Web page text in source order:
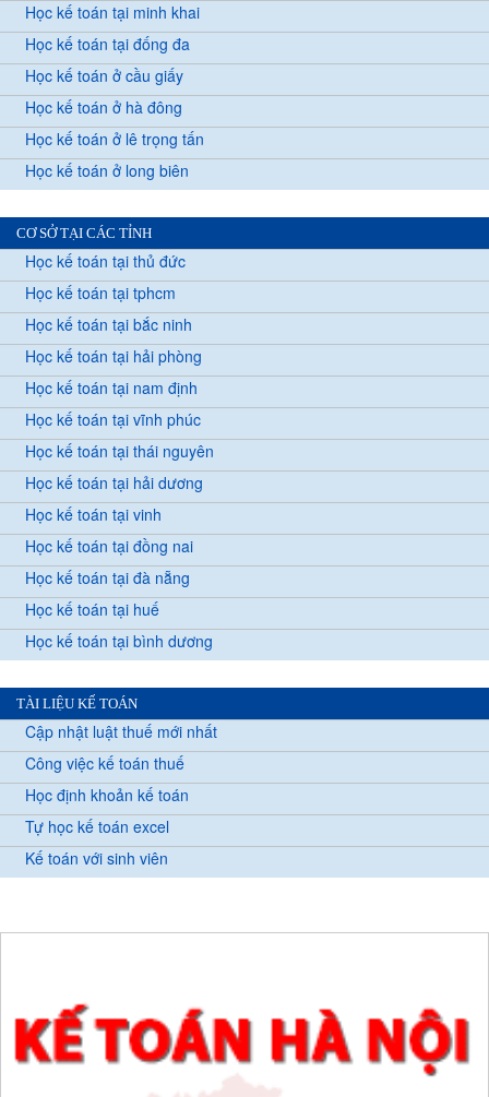
Học kế toán tại minh khai
Học kế toán tại đống đa
Học kế toán ở cầu giấy
Học kế toán ở hà đông
Học kế toán ở lê trọng tấn
Học kế toán ở long biên
CƠ SỞ TẠI CÁC TỈNH
Học kế toán tại thủ đức
Học kế toán tại tphcm
Học kế toán tại bắc ninh
Học kế toán tại hải phòng
Học kế toán tại nam định
Học kế toán tại vĩnh phúc
Học kế toán tại thái nguyên
Học kế toán tại hải dương
Học kế toán tại vinh
Học kế toán tại đồng nai
Học kế toán tại đà nẵng
Học kế toán tại huế
Học kế toán tại bình dương
TÀI LIỆU KẾ TOÁN
Cập nhật luật thuế mới nhất
Công việc kế toán thuế
Học định khoản kế toán
Tự học kế toán excel
Kế toán với sinh viên